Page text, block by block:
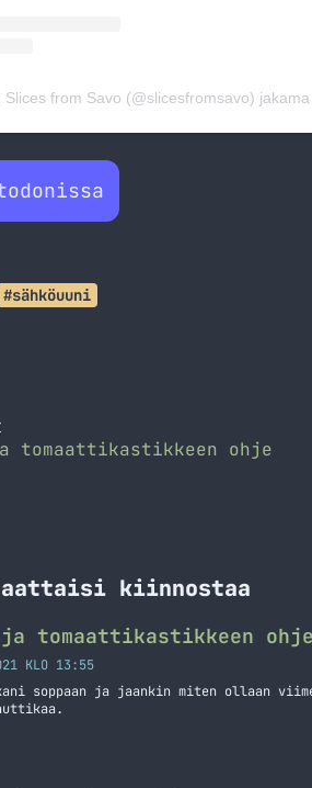
Slices from Savo (@slicesfromsavo)
#sähköuuni
tomaattikastikkeen ohje
saattaisi kiinnostaa
ja tomaattikastikkeen ohje
KLO 13:55
soppaan ja jaankin miten ollaan